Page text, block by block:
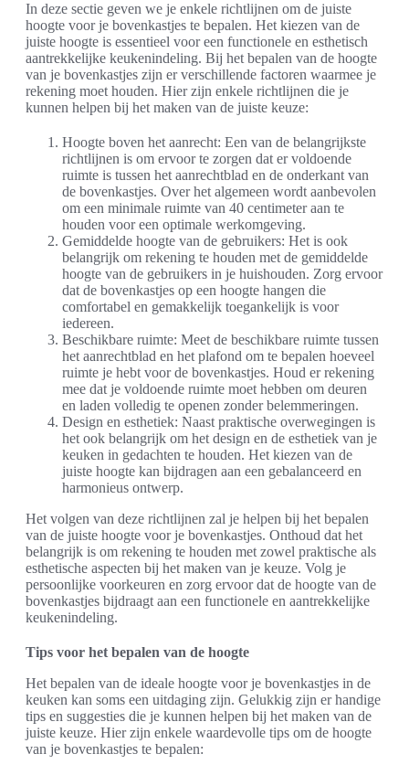
In deze sectie geven we je enkele richtlijnen om de juiste
hoogte voor je bovenkastjes te bepalen. Het kiezen van de
juiste hoogte is essentieel voor een functionele en esthetisch
aantrekkelijke keukenindeling. Bij het bepalen van de hoogte
van je bovenkastjes zijn er verschillende factoren waarmee je
rekening moet houden. Hier zijn enkele richtlijnen die je
kunnen helpen bij het maken van de juiste keuze:
Hoogte boven het aanrecht: Een van de belangrijkste
richtlijnen is om ervoor te zorgen dat er voldoende
ruimte is tussen het aanrechtblad en de onderkant van
de bovenkastjes. Over het algemeen wordt aanbevolen
om een minimale ruimte van 40 centimeter aan te
houden voor een optimale werkomgeving.
Gemiddelde hoogte van de gebruikers: Het is ook
belangrijk om rekening te houden met de gemiddelde
hoogte van de gebruikers in je huishouden. Zorg ervoor
dat de bovenkastjes op een hoogte hangen die
comfortabel en gemakkelijk toegankelijk is voor
iedereen.
Beschikbare ruimte: Meet de beschikbare ruimte tussen
het aanrechtblad en het plafond om te bepalen hoeveel
ruimte je hebt voor de bovenkastjes. Houd er rekening
mee dat je voldoende ruimte moet hebben om deuren
en laden volledig te openen zonder belemmeringen.
Design en esthetiek: Naast praktische overwegingen is
het ook belangrijk om het design en de esthetiek van je
keuken in gedachten te houden. Het kiezen van de
juiste hoogte kan bijdragen aan een gebalanceerd en
harmonieus ontwerp.
Het volgen van deze richtlijnen zal je helpen bij het bepalen
van de juiste hoogte voor je bovenkastjes. Onthoud dat het
belangrijk is om rekening te houden met zowel praktische als
esthetische aspecten bij het maken van je keuze. Volg je
persoonlijke voorkeuren en zorg ervoor dat de hoogte van de
bovenkastjes bijdraagt aan een functionele en aantrekkelijke
keukenindeling.
Tips voor het bepalen van de hoogte
Het bepalen van de ideale hoogte voor je bovenkastjes in de
keuken kan soms een uitdaging zijn. Gelukkig zijn er handige
tips en suggesties die je kunnen helpen bij het maken van de
juiste keuze. Hier zijn enkele waardevolle tips om de hoogte
van je bovenkastjes te bepalen: